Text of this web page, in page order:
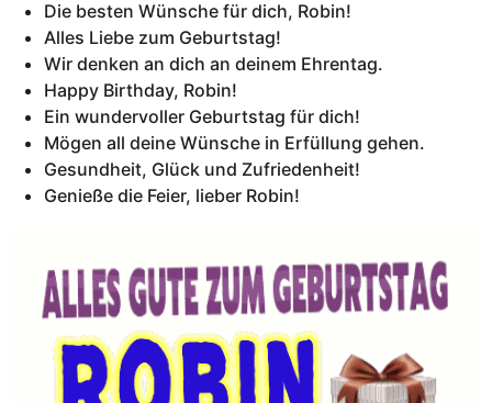
Die besten Wünsche für dich, Robin!
Alles Liebe zum Geburtstag!
Wir denken an dich an deinem Ehrentag.
Happy Birthday, Robin!
Ein wundervoller Geburtstag für dich!
Mögen all deine Wünsche in Erfüllung gehen.
Gesundheit, Glück und Zufriedenheit!
Genieße die Feier, lieber Robin!